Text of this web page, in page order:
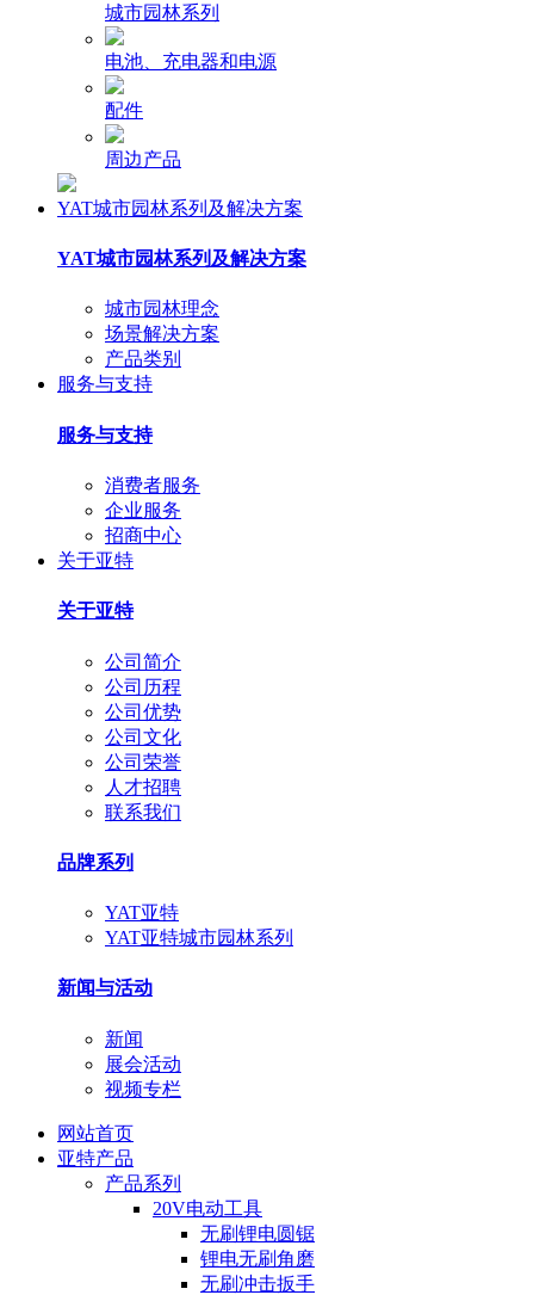
城市园林系列
电池、充电器和电源
配件
周边产品
YAT城市园林系列及解决方案
YAT城市园林系列及解决方案
城市园林理念
场景解决方案
产品类别
服务与支持
服务与支持
消费者服务
企业服务
招商中心
关于亚特
关于亚特
公司简介
公司历程
公司优势
公司文化
公司荣誉
人才招聘
联系我们
品牌系列
YAT亚特
YAT亚特城市园林系列
新闻与活动
新闻
展会活动
视频专栏
网站首页
亚特产品
产品系列
20V电动工具
无刷锂电圆锯
锂电无刷角磨
无刷冲击扳手